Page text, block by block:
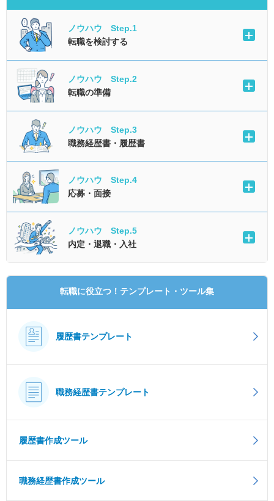
ノウハウ Step.1
転職を検討する
ノウハウ Step.2
転職の準備
ノウハウ Step.3
職務経歴書・履歴書
ノウハウ Step.4
応募・面接
ノウハウ Step.5
内定・退職・入社
転職に役立つ！テンプレート・ツール集
履歴書テンプレート
職務経歴書テンプレート
履歴書作成ツール
職務経歴書作成ツール